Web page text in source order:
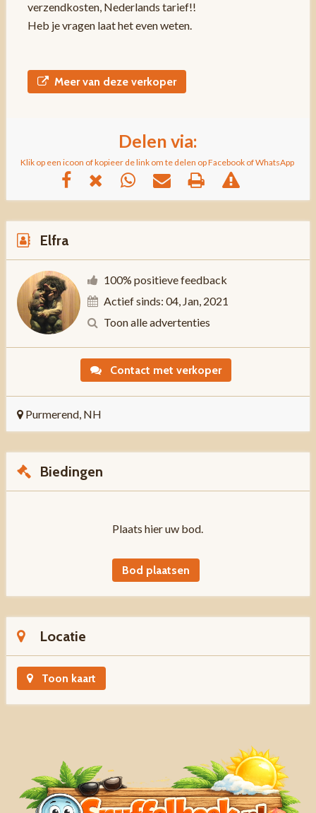
verzendkosten, Nederlands tarief!!
Heb je vragen laat het even weten.
Meer van deze verkoper
Delen via:
Klik op een icoon of kopieer de link om te delen op Facebook of WhatsApp
Elfra
100% positieve feedback
Actief sinds: 04, Jan, 2021
Toon alle advertenties
Contact met verkoper
Purmerend, NH
Biedingen
Plaats hier uw bod.
Bod plaatsen
Locatie
Toon kaart